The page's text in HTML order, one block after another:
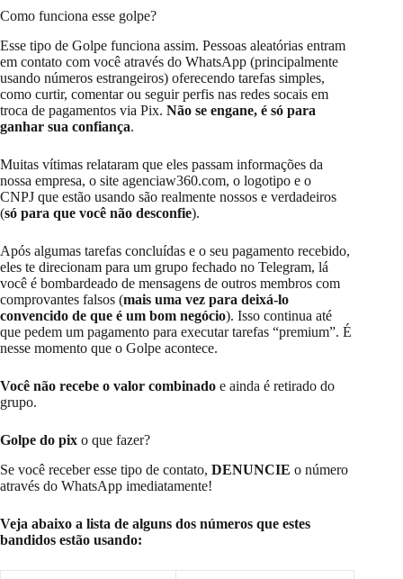
Como funciona esse golpe?
Esse tipo de Golpe funciona assim. Pessoas aleatórias entram
em contato com você através do WhatsApp (principalmente
usando números estrangeiros) oferecendo tarefas simples,
como curtir, comentar ou seguir perfis nas redes socais em
troca de pagamentos via Pix. Não se engane, é só para
ganhar sua confiança.
Muitas vítimas relataram que eles passam informações da
nossa empresa, o site agenciaw360.com, o logotipo e o
CNPJ que estão usando são realmente nossos e verdadeiros
(só para que você não desconfie).
Após algumas tarefas concluídas e o seu pagamento recebido,
eles te direcionam para um grupo fechado no Telegram, lá
você é bombardeado de mensagens de outros membros com
comprovantes falsos (mais uma vez para deixá-lo
convencido de que é um bom negócio). Isso continua até
que pedem um pagamento para executar tarefas “premium”. É
nesse momento que o Golpe acontece.
Você não recebe o valor combinado e ainda é retirado do
grupo.
Golpe do pix o que fazer?
Se você receber esse tipo de contato, DENUNCIE o número
através do WhatsApp imediatamente!
Veja abaixo a lista de alguns dos números que estes
bandidos estão usando: